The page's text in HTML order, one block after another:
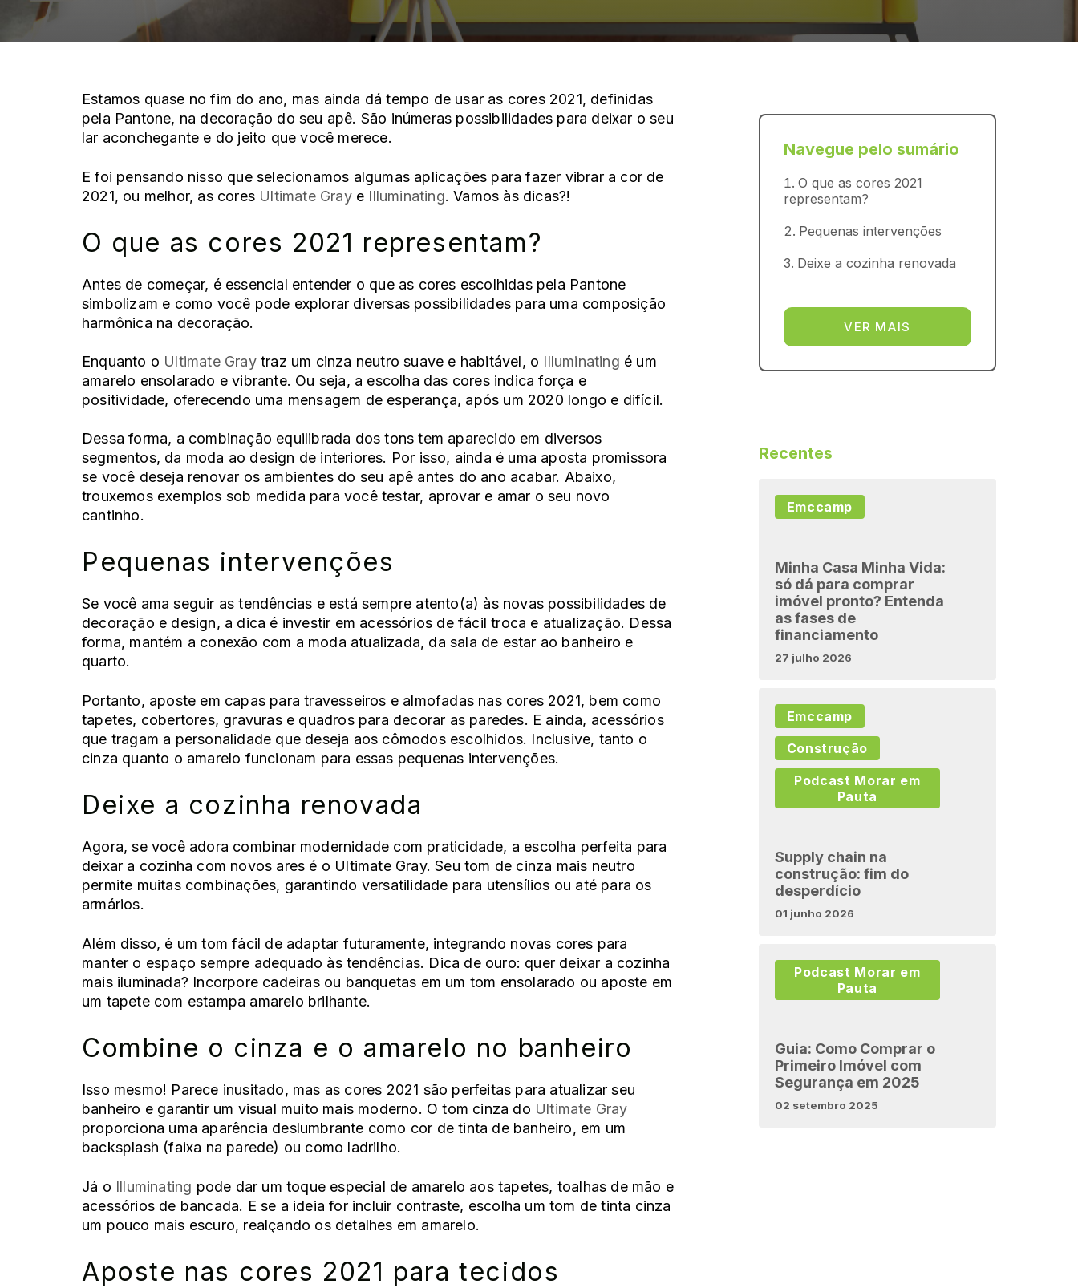
Estamos quase no fim do ano, mas ainda dá tempo de usar as cores 2021, definidas
pela Pantone, na decoração do seu apê. São inúmeras possibilidades para deixar o seu
lar aconchegante e do jeito que você merece.
E foi pensando nisso que selecionamos algumas aplicações para fazer vibrar a cor de
2021, ou melhor, as cores Ultimate Graye Illuminating. Vamos às dicas?!
O que as cores 2021 representam?
Antes de começar, é essencial entender o que as cores escolhidas pela Pantone
simbolizam e como você pode explorar diversas possibilidades para uma composição
harmônica na decoração.
Enquanto o Ultimate Graytraz um cinza neutro suave e habitável, o Illuminating é um
amarelo ensolarado e vibrante. Ou seja, a escolha das cores indica força e
positividade, oferecendo uma mensagem de esperança, após um 2020 longo e difícil.
Dessa forma, a combinação equilibrada dos tons tem aparecido em diversos
segmentos, da moda ao design de interiores. Por isso, ainda é uma aposta promissora
se você deseja renovar os ambientes do seu apê antes do ano acabar. Abaixo,
trouxemos exemplos sob medida para você testar, aprovar e amar o seu novo
cantinho.
Pequenas intervenções
Se você ama seguir as tendências e está sempre atento(a) às novas possibilidades de
decoração e design, a dica é investir em acessórios de fácil troca e atualização. Dessa
forma, mantém a conexão com a moda atualizada, dasala de estar ao banheiro e
quarto.
Portanto, aposte em capas para travesseiros e almofadas nas cores 2021, bem como
tapetes, cobertores, gravuras e quadros para decorar as paredes. E ainda, acessórios
que tragam a personalidade que deseja aos cômodos escolhidos. Inclusive, tanto o
cinza quanto o amarelo funcionam para essas pequenas intervenções.
Deixe a cozinha renovada
Agora, se você adora combinar modernidade com praticidade, a escolha perfeita para
deixar a cozinha com novos ares é o Ultimate Gray. Seu tom de cinza mais neutro
permite muitas combinações, garantindo versatilidade para utensílios ou até para os
armários.
Além disso, é um tom fácil de adaptar futuramente, integrando novas cores para
manter o espaço sempre adequado às tendências. Dica de ouro: quer deixar a cozinha
mais iluminada? Incorpore cadeiras ou banquetas em um tom ensolarado ou aposte em
um tapete com estampa amarelo brilhante.
Combine o cinza e o amarelo no banheiro
Isso mesmo! Parece inusitado, mas as cores 2021 são perfeitas para atualizar seu
banheiro e garantir um visual muito mais moderno. O tom cinza do Ultimate Gray
proporciona uma aparência deslumbrante como cor de tinta de banheiro, em um
backsplash (faixa na parede) ou como ladrilho.
Já o Illuminating pode dar um toque especial de amarelo aos tapetes, toalhas de mão e
acessórios de bancada. E se a ideia for incluir contraste, escolha um tom de tinta cinza
um pouco mais escuro, realçando os detalhes em amarelo.
Aposte nas cores 2021 para tecidos
Navegue pelo sumário
O que as cores 2021
representam?
Pequenas intervenções
Deixe a cozinha renovada
VER MAIS
Recentes
Emccamp
Minha Casa Minha Vida:
só dá para comprar
imóvel pronto? Entenda
as fases de
financiamento
27 julho 2026
Emccamp
Construção
Podcast Morar em
Pauta
Supply chain na
construção: fim do
desperdício
01 junho 2026
Podcast Morar em
Pauta
Guia: Como Comprar o
Primeiro Imóvel com
Segurança em 2025
02 setembro 2025